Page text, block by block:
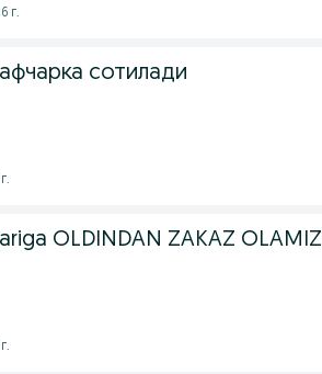
г.
сотилади
OLDINDAN ZAKAZ OLAMIZ